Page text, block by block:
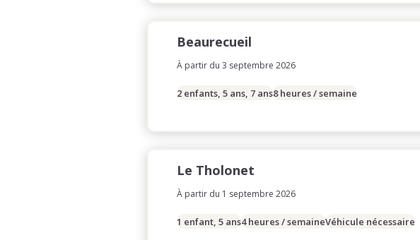
Beaurecueil
À partir du 3 septembre 2026
2 enfants, 5 ans, 7 ans8 heures / semaine
Le Tholonet
À partir du 1 septembre 2026
1 enfant, 5 ans4 heures / semaineVéhicule nécessaire